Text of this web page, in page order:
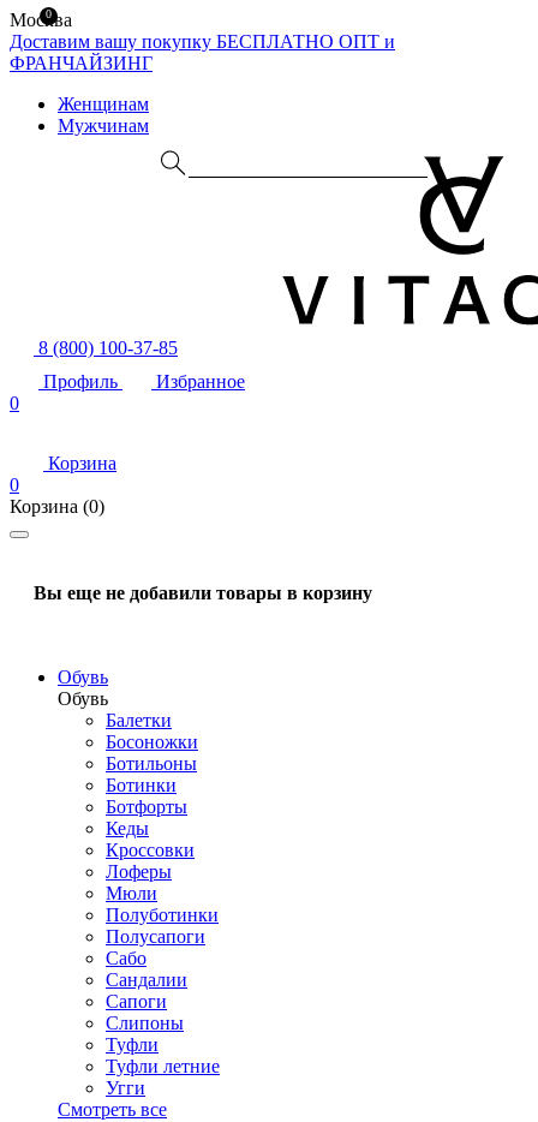
Москва
Доставим вашу покупку БЕСПЛАТНО ОПТ и
ФРАНЧАЙЗИНГ
Женщинам
Мужчинам
8 (800) 100-37-85
Профиль
Избранное
0
Корзина
0
Корзина (0)
Вы еще не добавили товары в корзину
Обувь
Обувь
Балетки
Босоножки
Ботильоны
Ботинки
Ботфорты
Кеды
Кроссовки
Лоферы
Мюли
Полуботинки
Полусапоги
Сабо
Сандалии
Сапоги
Слипоны
Туфли
Туфли летние
Угги
Смотреть все
0